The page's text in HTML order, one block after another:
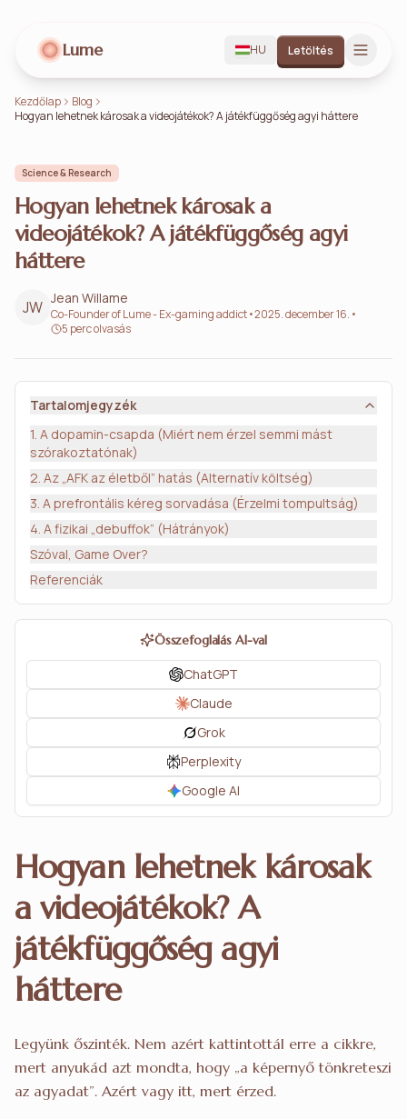
Lume HU Letöltés
Kezdőlap
Blog
Hogyan lehetnek károsak a videojátékok? A játékfüggőség agyi háttere
Science & Research
Hogyan lehetnek károsak a
videojátékok? A játékfüggőség agyi
háttere
JW Jean Willame
Co-Founder of Lume - Ex-gaming addict•2025. december 16. •
5 perc olvasás
Tartalomjegyzék
1. A dopamin-csapda (Miért nem érzel semmi mást
szórakoztatónak)
2. Az „AFK az életből” hatás (Alternatív költség)
3. A prefrontális kéreg sorvadása (Érzelmi tompultság)
4. A fizikai „debuffok” (Hátrányok)
Szóval, Game Over?
Referenciák
Összefoglalás AI-val
ChatGPT
Claude
Grok
Perplexity
Google AI
Hogyan lehetnek károsak
a videojátékok? A
játékfüggőség agyi
háttere
Legyünk őszinték. Nem azért kattintottál erre a cikkre,
mert anyukád azt mondta, hogy „a képernyő tönkreteszi
az agyadat”. Azért vagy itt, mert érzed.